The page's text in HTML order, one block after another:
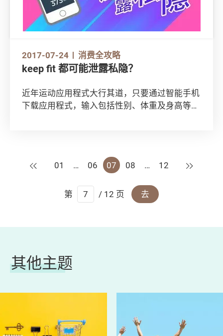
2017-07-24 消费全攻略
keep fit 都可能泄露私隐？
近年运动应用程式大行其道，只要通过智能手机
下载应用程式，输入包括性别、体重及身高等资
随时令人私隐外泄，千万不可掉以轻心！
上一页
01 … 06 07 08 … 12 下一页
第 / 12 页 去
其他主题